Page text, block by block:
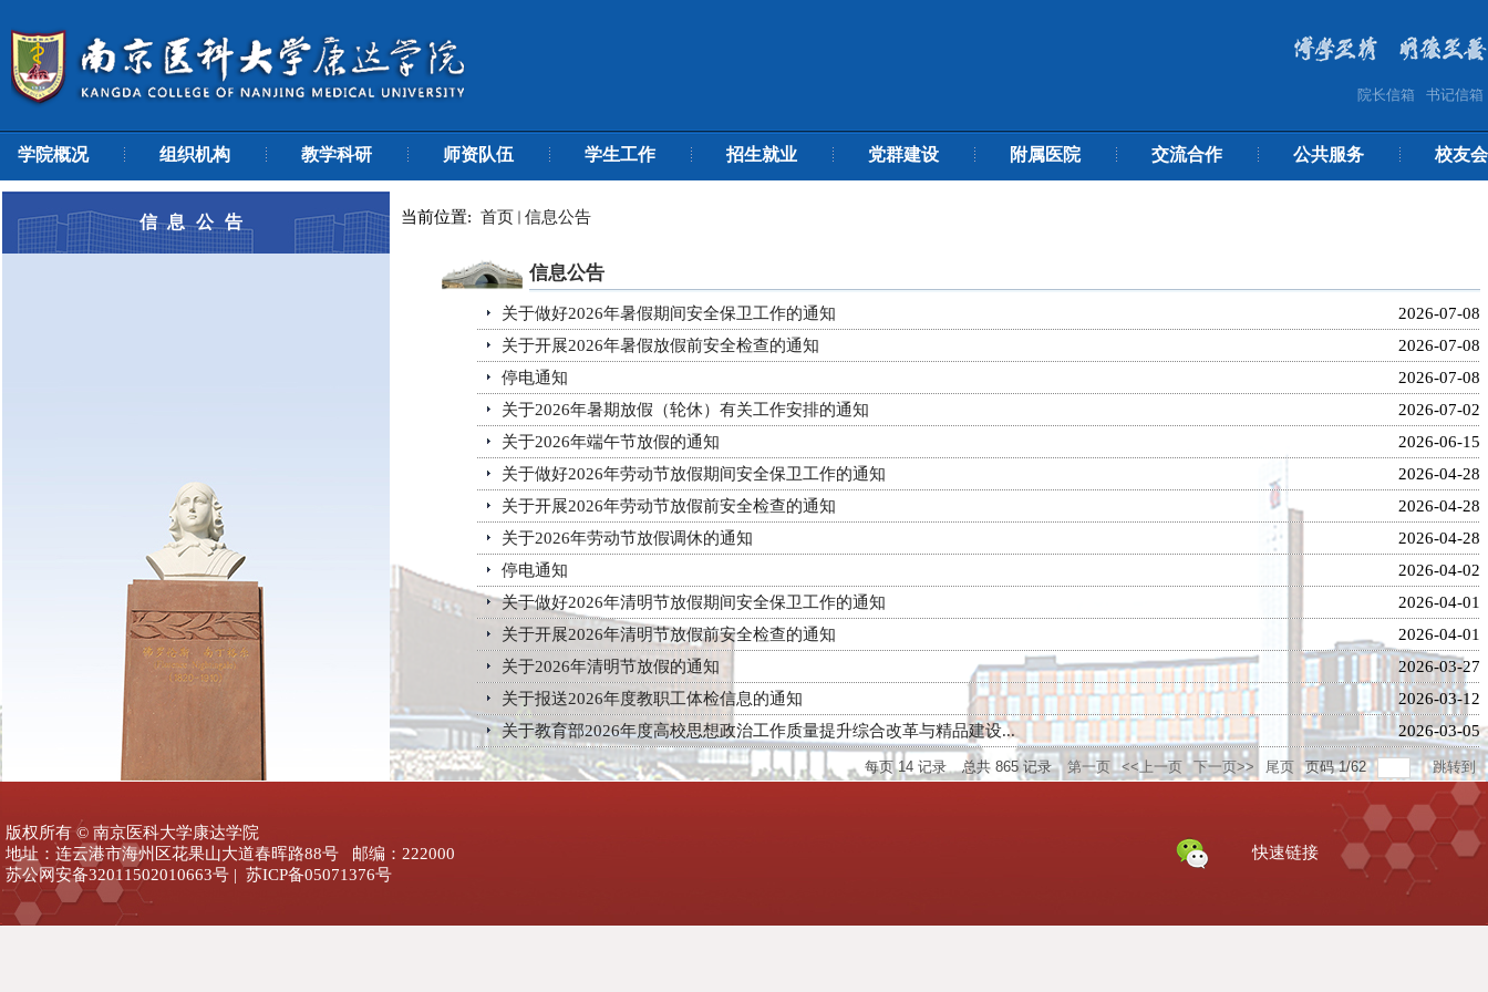
院长信箱 书记信箱
学院概况 组织机构 教学科研 师资队伍 学生工作 招生就业 党群建设 附属医院 交流合作 公共服务 校友会
信息公告 当前位置: 首页 信息公告
信息公告
关于做好2026年暑假期间安全保卫工作的通知
2026-07-08
关于开展2026年暑假放假前安全检查的通知
2026-07-08
停电通知
2026-07-08
关于2026年暑期放假（轮休）有关工作安排的通知
2026-07-02
关于2026年端午节放假的通知
2026-06-15
关于做好2026年劳动节放假期间安全保卫工作的通知
2026-04-28
关于开展2026年劳动节放假前安全检查的通知
2026-04-28
关于2026年劳动节放假调休的通知
2026-04-28
停电通知
2026-04-02
关于做好2026年清明节放假期间安全保卫工作的通知
2026-04-01
关于开展2026年清明节放假前安全检查的通知
2026-04-01
关于2026年清明节放假的通知
2026-03-27
关于报送2026年度教职工体检信息的通知
2026-03-12
关于教育部2026年度高校思想政治工作质量提升综合改革与精品建设...
2026-03-05
每页14 记录 总共 865 记录 第一页 <<上一页 下一页>> 尾页 页码1/62 跳转到
版权所有 © 南京医科大学康达学院
地址：连云港市海州区花果山大道春晖路88号 邮编：222000
苏公网安备32011502010663号 | 苏ICP备05071376号
快速链接